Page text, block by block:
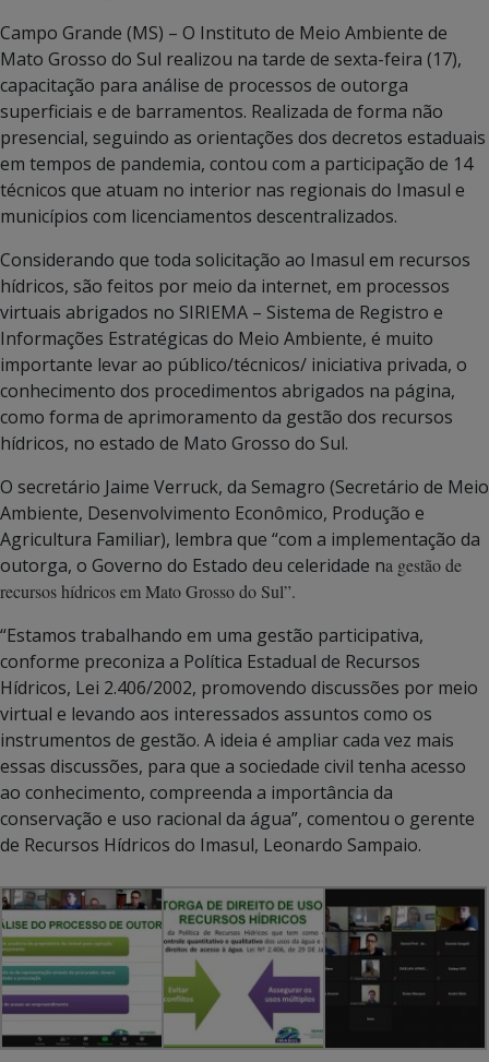
Campo Grande (MS) – O Instituto de Meio Ambiente de
Mato Grosso do Sul realizou na tarde de sexta-feira (17),
capacitação para análise de processos de outorga
superficiais e de barramentos. Realizada de forma não
presencial, seguindo as orientações dos decretos estaduais
em tempos de pandemia, contou com a participação de 14
técnicos que atuam no interior nas regionais do Imasul e
municípios com licenciamentos descentralizados.
Considerando que toda solicitação ao Imasul em recursos
hídricos, são feitos por meio da internet, em processos
virtuais abrigados no SIRIEMA – Sistema de Registro e
Informações Estratégicas do Meio Ambiente, é muito
importante levar ao público/técnicos/ iniciativa privada, o
conhecimento dos procedimentos abrigados na página,
como forma de aprimoramento da gestão dos recursos
hídricos, no estado de Mato Grosso do Sul.
O secretário Jaime Verruck, da Semagro (Secretário de Meio
Ambiente, Desenvolvimento Econômico, Produção e
Agricultura Familiar), lembra que “com a implementação da
outorga, o Governo do Estado deu celeridade na gestão de
recursos hídricos em Mato Grosso do Sul”.
“Estamos trabalhando em uma gestão participativa,
conforme preconiza a Política Estadual de Recursos
Hídricos, Lei 2.406/2002, promovendo discussões por meio
virtual e levando aos interessados assuntos como os
instrumentos de gestão. A ideia é ampliar cada vez mais
essas discussões, para que a sociedade civil tenha acesso
ao conhecimento, compreenda a importância da
conservação e uso racional da água”, comentou o gerente
de Recursos Hídricos do Imasul, Leonardo Sampaio.